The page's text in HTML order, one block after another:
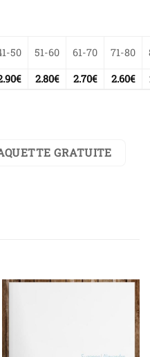
50 51-60 61-70 71-80
€ 2.80€ 2.70€ 2.60€
GRATUITE